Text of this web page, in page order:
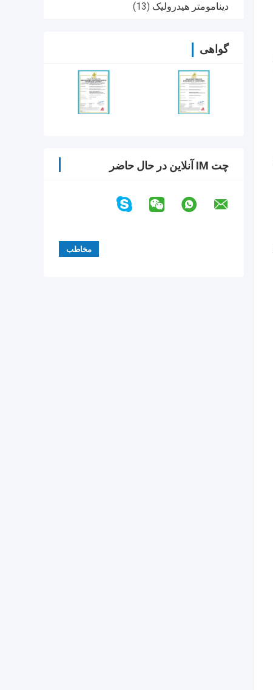
دینامومتر هیدرولیک (13)
گواهی
چت IM آنلاین در حال حاضر